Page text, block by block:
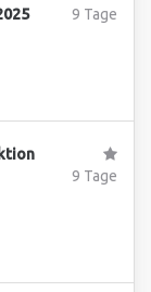
9 Tage
9 Tage